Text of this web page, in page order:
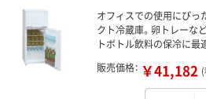
オフィスでの使用にぴっ
クト冷蔵庫。卵トレーな
トボトル飲料の保冷に最
販売価格： ￥41,182